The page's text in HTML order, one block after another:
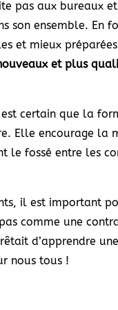
pas aux bureaux
son ensemble.
et mieux
et plus
certain que la
Elle encourage
le fossé entre les
il est important
comme une
d’apprendre
nous tous !